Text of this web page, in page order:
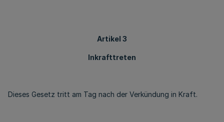
Artikel 3
Inkrafttreten
Dieses Gesetz tritt am Tag nach der Verkündung in Kraft.